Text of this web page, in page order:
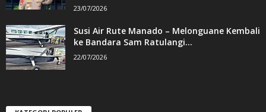
23/07/2026
Susi Air Rute Manado – Melonguane Kembali
ke Bandara Sam Ratulangi...
22/07/2026